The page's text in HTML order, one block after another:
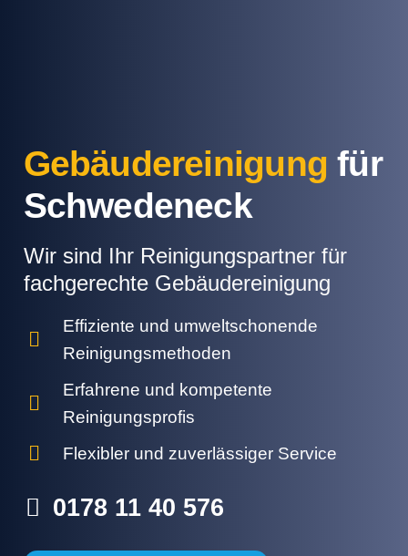
Gebäudereinigung für
Schwedeneck
Wir sind Ihr Reinigungspartner für
fachgerechte Gebäudereinigung
Effiziente und umweltschonende
Reinigungsmethoden
Erfahrene und kompetente
Reinigungsprofis
Flexibler und zuverlässiger Service
0178 11 40 576